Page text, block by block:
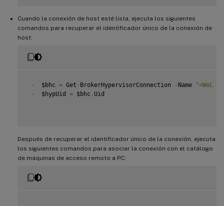
while (-not $bhc.IsReady)
-
  Start
-
  $bhc
Cuando la conexión de host esté lista, ejecuta los siguientes
comandos para recuperar el identificador único de la conexión de
host:
-
  $bhc
= Get - BrokerHypervisorConnection - Name
"<WoL
-
  $hypUid
= $bhc . Uid
Después de recuperar el identificador único de la conexión, ejecuta
los siguientes comandos para asociar la conexión con el catálogo
de máquinas de acceso remoto a PC: